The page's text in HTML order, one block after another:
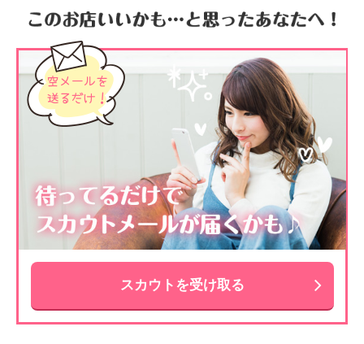
スカウトを受け取る